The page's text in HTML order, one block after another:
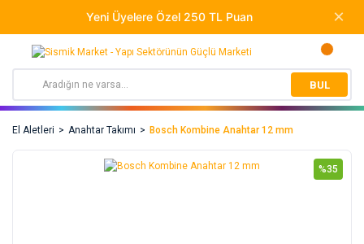
BUL
El Aletleri Anahtar Takımı Bosch Kombine Anahtar 12 mm
%35